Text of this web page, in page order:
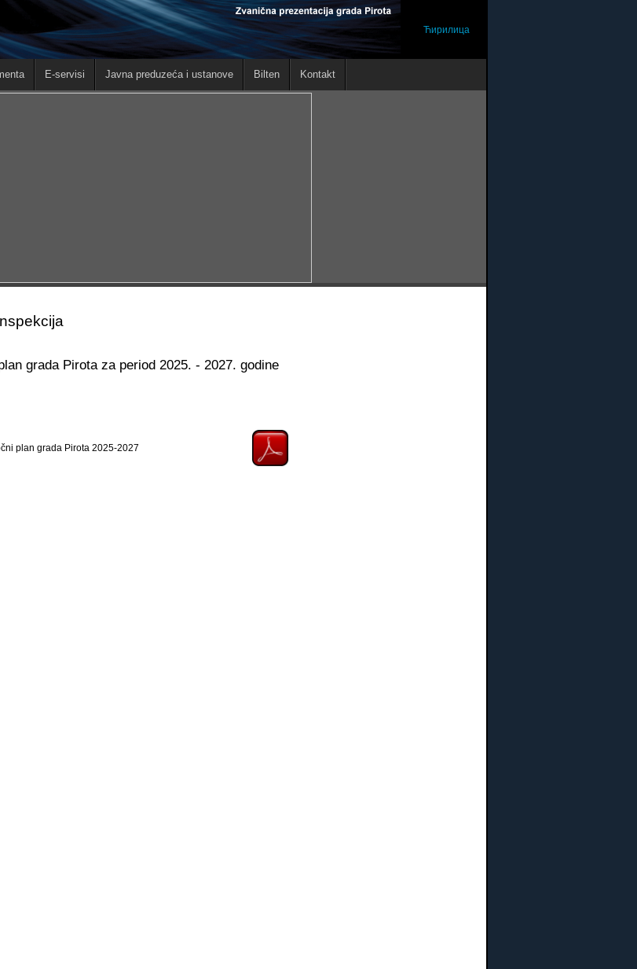
Ћирилица
E-servisi Javna preduzeća i ustanove Bilten Kontakt
grada Pirota za period 2025. - 2027. godine
plan grada Pirota 2025-2027